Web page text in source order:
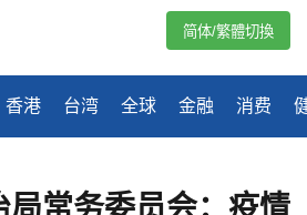
香港 台湾 全球 金融 消费
简体/繁體切換
局常务委员会：疫情